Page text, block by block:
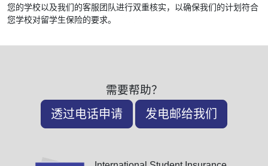
您的学校以及我们的客服团队进行双重核实，以确保我们的计划符合
您学校对留学生保险的要求。
需要帮助？
透过电话申请 发电邮给我们